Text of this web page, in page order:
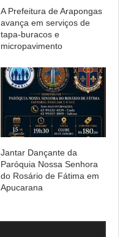
A Prefeitura de Arapongas
avança em serviços de
tapa-buracos e
micropavimento
Jantar Dançante da
Paróquia Nossa Senhora
do Rosário de Fátima em
Apucarana